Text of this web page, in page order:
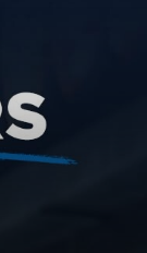
İle Akıllı